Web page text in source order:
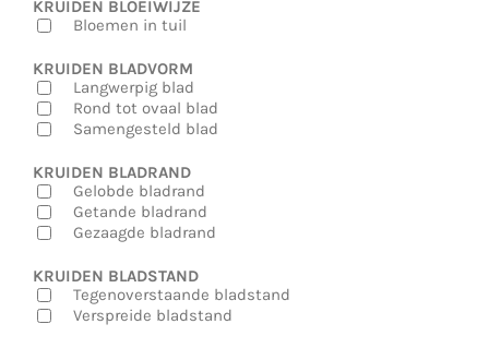
KRUIDEN BLOEIWIJZE
Bloemen in tuil
KRUIDEN BLADVORM
Langwerpig blad
Rond tot ovaal blad
Samengesteld blad
KRUIDEN BLADRAND
Gelobde bladrand
Getande bladrand
Gezaagde bladrand
KRUIDEN BLADSTAND
Tegenoverstaande bladstand
Verspreide bladstand